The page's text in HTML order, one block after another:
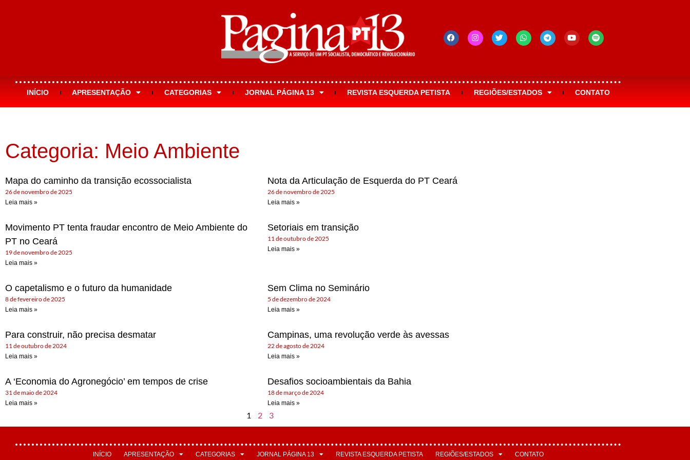
INÍCIO APRESENTAÇÃO CATEGORIAS JORNAL PÁGINA 13 REVISTA ESQUERDA PETISTA REGIÕES/ESTADOS CONTATO
Categoria: Meio Ambiente
Mapa do caminho da transição ecossocialista
26 de novembro de 2025
Leia mais »
Nota da Articulação de Esquerda do PT Ceará
26 de novembro de 2025
Leia mais »
Movimento PT tenta fraudar encontro de Meio Ambiente do
PT no Ceará
19 de novembro de 2025
Leia mais »
Setoriais em transição
11 de outubro de 2025
Leia mais »
O capetalismo e o futuro da humanidade
8 de fevereiro de 2025
Leia mais »
Sem Clima no Seminário
5 de dezembro de 2024
Leia mais »
Para construir, não precisa desmatar
11 de outubro de 2024
Leia mais »
Campinas, uma revolução verde às avessas
22 de agosto de 2024
Leia mais »
A ‘Economia do Agronegócio’ em tempos de crise
31 de maio de 2024
Leia mais »
Desafios socioambientais da Bahia
18 de março de 2024
Leia mais »
1 2 3
INÍCIO APRESENTAÇÃO CATEGORIAS JORNAL PÁGINA 13 REVISTA ESQUERDA PETISTA REGIÕES/ESTADOS CONTATO